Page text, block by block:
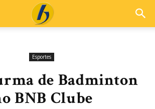
Esportes
de Badminton
BNB Clube